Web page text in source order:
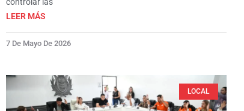
LEER MÁS
7 De Mayo De 2026
LOCAL